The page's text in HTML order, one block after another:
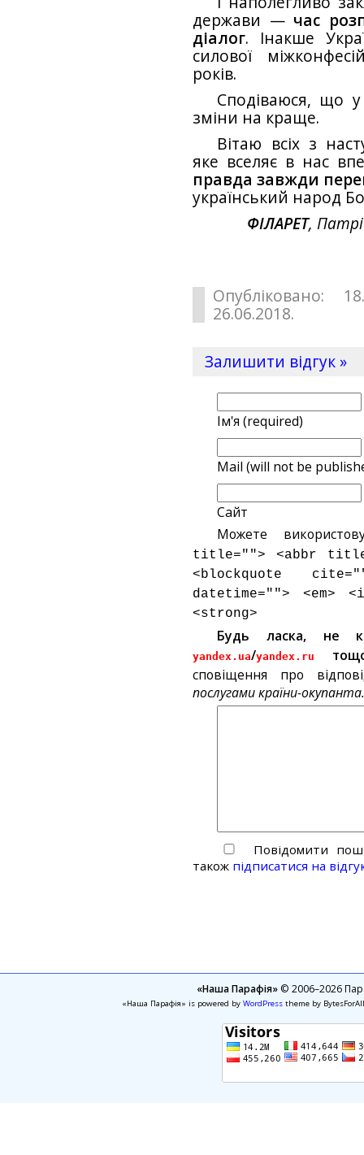
держави — час
діалог. Інакше
силової
років.
Сподіваюся, що
зміни на краще.
Вітаю всіх з
яке вселяє в нас
правда завжди
український народ
ФІЛАРЕТ,
Опубліковано:
26.06.2018.
Залишити відгук »
Ім'я (required)
Mail (will not be
Сайт
Можете
title=""> <abbr
<blockquote
datetime=""> <em>
<strong>
Будь ласка, не
yandex.ua/yandex.ru
сповіщення про
послугами країни-
Повідомити
також підписатися на
«Наша Парафія»© 2006–2026
«Наша Парафія» is powered by WordPresstheme by